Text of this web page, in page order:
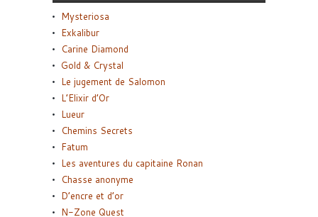
Mysteriosa
Exkalibur
Carine Diamond
Gold & Crystal
Le jugement de Salomon
L’Elixir d’Or
Lueur
Chemins Secrets
Fatum
Les aventures du capitaine Ronan
Chasse anonyme
D’encre et d’or
N-Zone Quest